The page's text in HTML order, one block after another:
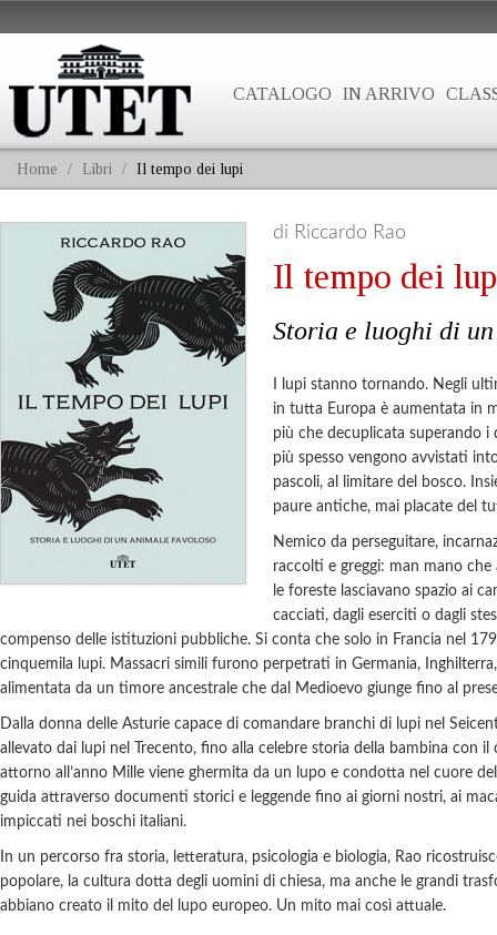
CATALOGO IN ARRIVO
Home / Libri / Il tempo dei lupi
di Riccardo Rao
Il tempo dei
Storia e luoghi di
I lupi stanno tornando. Negli
in tutta Europa è aumentata in
più che decuplicata superando i
più spesso vengono avvistati
pascoli, al limitare del bosco.
paure antiche, mai placate del
Nemico da perseguitare,
raccolti e greggi: man mano che
le foreste lasciavano spazio ai
cacciati, dagli eserciti o dagli
compenso delle istituzioni pubbliche. Si conta che solo in Francia nel
cinquemila lupi. Massacri simili furono perpetrati in Germania,
alimentata da un timore ancestrale che dal Medioevo giunge fino al
Dalla donna delle Asturie capace di comandare branchi di lupi nel
allevato dai lupi nel Trecento, fino alla celebre storia della bambina con
attorno all’anno Mille viene ghermita da un lupo e condotta nel cuore
guida attraverso documenti storici e leggende fino ai giorni nostri, ai
impiccati nei boschi italiani.
In un percorso fra storia, letteratura, psicologia e biologia, Rao
popolare, la cultura dotta degli uomini di chiesa, ma anche le grandi
abbiano creato il mito del lupo europeo. Un mito mai così attuale.